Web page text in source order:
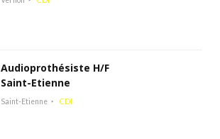
Audioprothésiste H/F
Saint-Etienne
Saint-Etienne CDI